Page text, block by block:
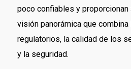
poco confiables y proporcionan
visión panorámica que
regulatorios, la calidad de los
y la seguridad.